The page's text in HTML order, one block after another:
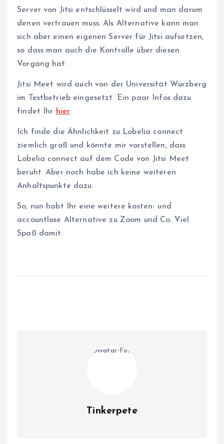
Server von Jitsi entschlüsselt wird und man darum
denen vertrauen muss. Als Alternative kann man
sich aber einen eigenen Server für Jitsi aufsetzen,
so dass man auch die Kontrolle über diesen
Vorgang hat.
Jitsi Meet wird auch von der Universität Würzberg
im Testbetrieb eingesetzt. Ein paar Infos dazu
findet Ihr hier.
Ich finde die Ähnlichkeit zu Lobelia connect
ziemlich groß und könnte mir vorstellen, dass
Lobelia connect auf dem Code von Jitsi Meet
beruht. Aber noch habe ich keine weiteren
Anhaltspunkte dazu.
So, nun habt Ihr eine weitere kosten- und
accountlose Alternative zu Zoom und Co. Viel
Spaß damit.
Tinkerpete